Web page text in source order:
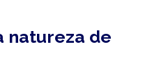
natureza de